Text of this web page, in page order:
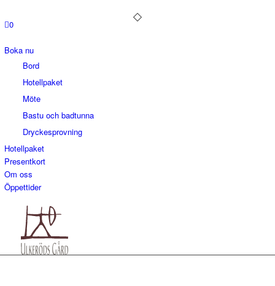
0
Boka nu
Bord
Hotellpaket
Möte
Bastu och badtunna
Dryckesprovning
Hotellpaket
Presentkort
Om oss
Öppettider